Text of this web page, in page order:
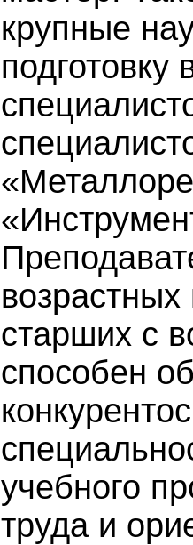
крупные
старших с
способен
учебного
труда и